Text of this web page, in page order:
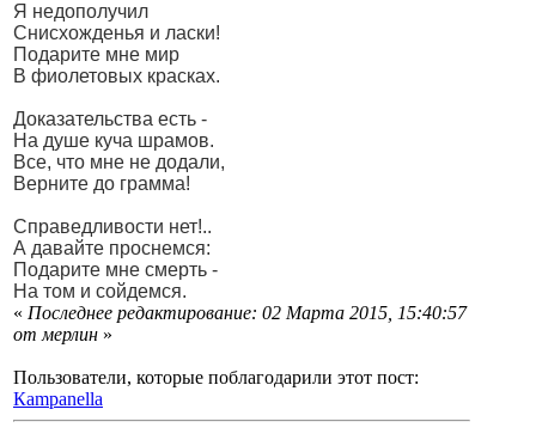
Я недополучил
Снисхожденья и ласки!
Подарите мне мир
В фиолетовых красках.
Доказательства есть -
На душе куча шрамов.
Все, что мне не додали,
Верните до грамма!
Справедливости нет!..
А давайте проснемся:
Подарите мне смерть -
На том и сойдемся.
« Последнее редактирование: 02 Марта 2015, 15:40:57
от мерлин »
Пользователи, которые поблагодарили этот пост:
Кampanella